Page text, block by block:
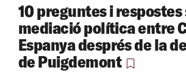
10 preguntes i respostes
mediació política entre
Espanya després de la
de Puigdemont